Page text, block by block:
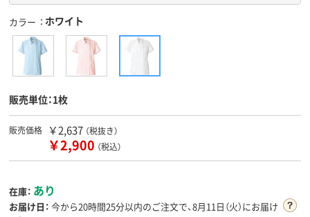
カラー ホワイト
販売単位：1枚
販売価格 ￥2,637 （税抜き）
￥2,900 （税込）
在庫： あり
お届け日： 今から20時間25分以内のご注文で、8月11日（火）にお届け